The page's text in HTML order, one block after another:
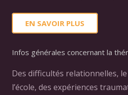
EN SAVOIR PLUS
Infos générales concernant la
Des difficultés relationnelles,
l’école, des expériences